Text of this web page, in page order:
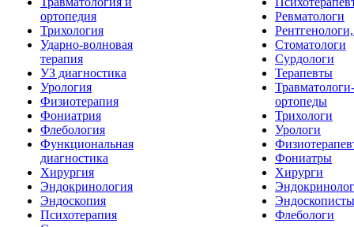
ортопедия
Трихология
Ударно-волновая
терапия
УЗ диагностика
Урология
Физиотерапия
Фониатрия
Флебология
Функциональная
диагностика
Хирургия
Эндокринология
Эндоскопия
Психотерапия
Ревматологи
Стоматологи
Сурдологи
Терапевты
Травматологи-
ортопеды
Трихологи
Урологи
Фониатры
Хирурги
Эндоскописты
Флебологи